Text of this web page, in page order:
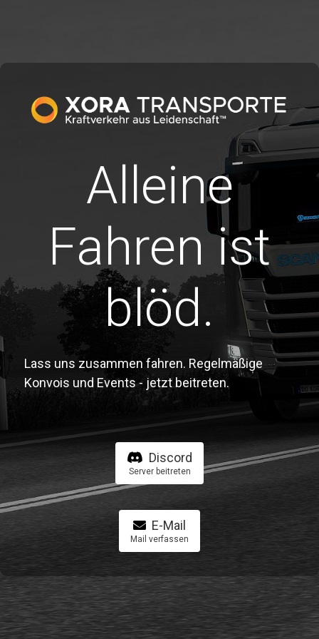
Alleine
Fahren ist
blöd.
Lass uns zusammen fahren. Regelmäßige
Konvois und Events - jetzt beitreten.
Discord
Server beitreten
E-Mail
Mail verfassen